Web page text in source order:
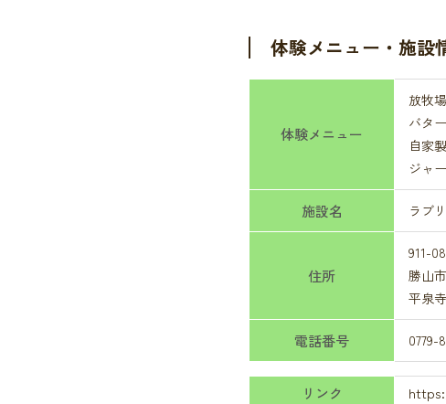
体験メニュー・施設
体験メニュー
放牧
バタ
自家
ジャ
施設名 ラブ
住所
911-
勝山市
平泉
電話番号 0779-
リンク